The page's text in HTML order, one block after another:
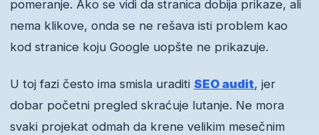
pomeranje. Ako se vidi da stranica dobija prikaze, ali
nema klikove, onda se ne rešava isti problem kao
kod stranice koju Google uopšte ne prikazuje.
U toj fazi često ima smisla uraditi SEO audit, jer
dobar početni pregled skraćuje lutanje. Ne mora
svaki projekat odmah da krene velikim mesečnim